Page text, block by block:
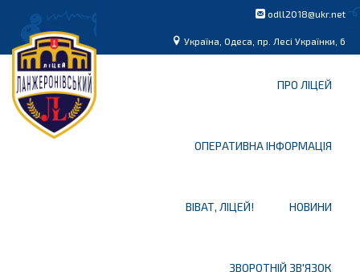
odll2018@ukr.net
Україна, Одеса, пр. Лесі Українки, 6
ПРО ЛІЦЕЙ
ОПЕРАТИВНА ІНФОРМАЦІЯ
ВІВАТ, ЛІЦЕЙ! НОВИНИ
ЗВОРОТНІЙ ЗВ'ЯЗОК